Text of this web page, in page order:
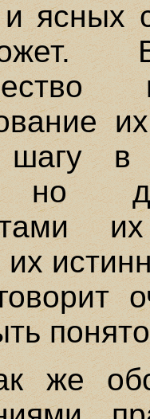
ясных
в
но
их
же